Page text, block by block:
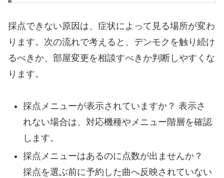
採点できない原因は、症状によって見る場所が変わ
ります。次の流れで考えると、デンモクを触り続け
るべきか、部屋変更を相談すべきか判断しやすくな
ります。
採点メニューが表示されていますか？ 表示さ
れない場合は、対応機種やメニュー階層を確認
します。
採点メニューはあるのに点数が出ませんか？
採点を選ぶ前に予約した曲へ反映されていない